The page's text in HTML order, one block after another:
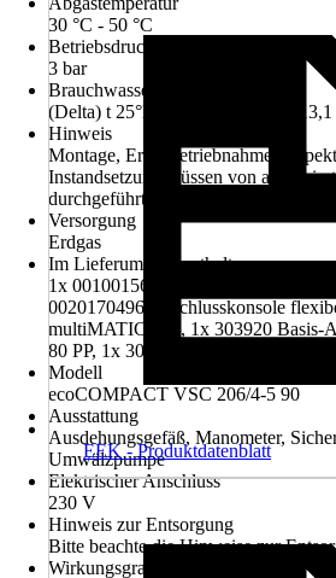
30 °C - 50 °C
Betriebsdruck
3 bar
Brauchwasserdurchsatz
(Delta) t 25°K (von 10° auf 35°) 13,1
Hinweis
Montage, Erstinbetriebnahme,
Instandsetzung müssen von
durchgeführt werden.
Versorgung
Erdgas
Im Lieferumfang enthalten
1x 0010015601 ecoCOMPACT
0020170496 Anschlusskonsole
multiMATIC 700, 1x 303920 Basis-
80 PP, 1x 303510 Set 1
Modell
ecoCOMPACT VSC 206/4-5 90
Ausstattung
Ausdehungsgefäß, Manometer,
Umwälzpumpe
Elektrischer Anschluss
230 V
Hinweis zur Entsorgung
Bitte beachte die Hinweise zur
Wirkungsgrad
EEK - Produktdatenblatt